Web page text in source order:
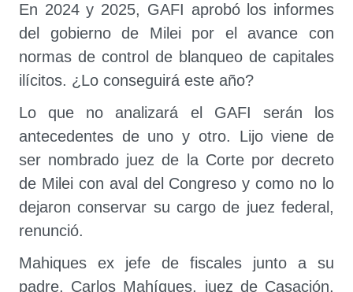
En 2024 y 2025, GAFI aprobó los informes
del gobierno de Milei por el avance con
normas de control de blanqueo de capitales
ilícitos. ¿Lo conseguirá este año?
Lo que no analizará el GAFI serán los
antecedentes de uno y otro. Lijo viene de
ser nombrado juez de la Corte por decreto
de Milei con aval del Congreso y como no lo
dejaron conservar su cargo de juez federal,
renunció.
Mahiques ex jefe de fiscales junto a su
padre, Carlos Mahíques, juez de Casación,